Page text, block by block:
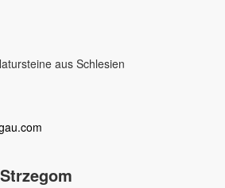
aus Schlesien